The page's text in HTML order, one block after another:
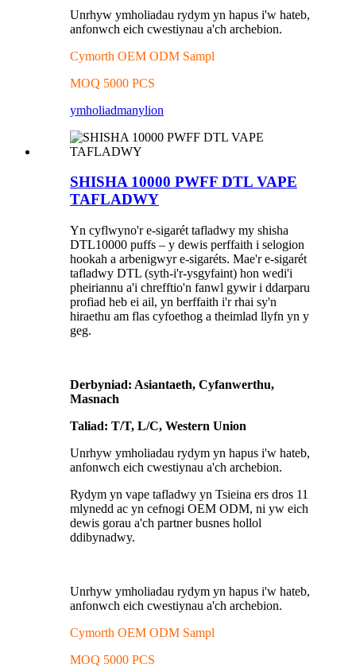
Unrhyw ymholiadau rydym yn hapus i'w hateb,
anfonwch eich cwestiynau a'ch archebion.
Cymorth OEM ODM Sampl
MOQ 5000 PCS
ymholiadmanylion
SHISHA 10000 PWFF DTL VAPE
TAFLADWY
Yn cyflwyno'r e-sigarét tafladwy my shisha
DTL10000 puffs – y dewis perffaith i selogion
hookah a arbenigwyr e-sigaréts. Mae'r e-sigarét
tafladwy DTL (syth-i'r-ysgyfaint) hon wedi'i
pheiriannu a'i chrefftio'n fanwl gywir i ddarparu
profiad heb ei ail, yn berffaith i'r rhai sy'n
hiraethu am flas cyfoethog a theimlad llyfn yn y
geg.
Derbyniad: Asiantaeth, Cyfanwerthu,
Masnach
Taliad: T/T, L/C, Western Union
Unrhyw ymholiadau rydym yn hapus i'w hateb,
anfonwch eich cwestiynau a'ch archebion.
Rydym yn vape tafladwy yn Tsieina ers dros 11
mlynedd ac yn cefnogi OEM ODM, ni yw eich
dewis gorau a'ch partner busnes hollol
ddibynadwy.
Unrhyw ymholiadau rydym yn hapus i'w hateb,
anfonwch eich cwestiynau a'ch archebion.
Cymorth OEM ODM Sampl
MOQ 5000 PCS